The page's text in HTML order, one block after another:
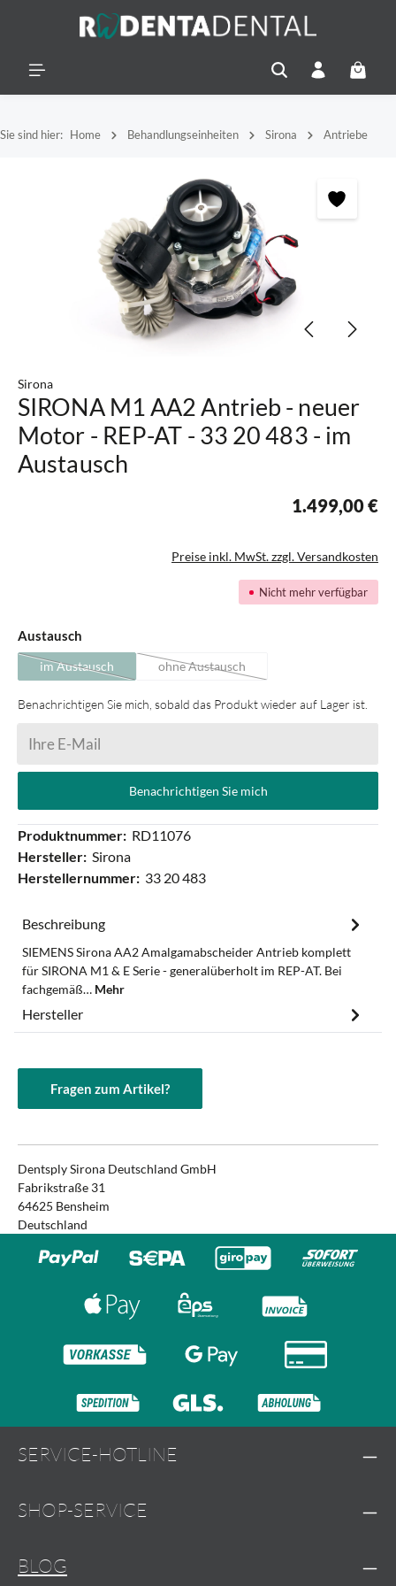
Sie sind hier: Home Behandlungseinheiten Sirona Antriebe
Sirona
SIRONA M1 AA2 Antrieb - neuer
Motor - REP-AT - 33 20 483 - im
Austausch
1.499,00 €
Preise inkl. MwSt. zzgl. Versandkosten
Nicht mehr verfügbar
Austausch
im Austausch
(Diese Option ist zurzeit nicht verfügbar.)
ohne Austausch
(Diese Option ist zurzeit nicht verfügbar.)
Benachrichtigen Sie mich, sobald das Produkt wieder auf Lager ist.
Benachrichtigen Sie mich
Produktnummer: RD11076
Hersteller: Sirona
Herstellernummer: 33 20 483
Beschreibung
SIEMENS Sirona AA2 Amalgamabscheider Antrieb komplett
für SIRONA M1 & E Serie - generalüberholt im REP-AT. Bei
fachgemäß… Mehr
Hersteller
Fragen zum Artikel?
Dentsply Sirona Deutschland GmbH
Fabrikstraße 31
64625 Bensheim
Deutschland
SERVICE-HOTLINE
SHOP-SERVICE
BLOG